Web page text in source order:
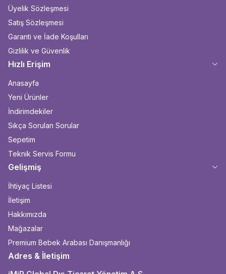
Üyelik Sözleşmesi
Satış Sözleşmesi
Garanti ve İade Koşulları
Gizlilik ve Güvenlik
Hızlı Erişim
Anasayfa
Yeni Ürünler
İndirimdekiler
Sıkça Sorulan Sorular
Sepetim
Teknik Servis Formu
Gelişmiş
İhtiyaç Listesi
İletişim
Hakkımızda
Mağazalar
Premium Bebek Arabası Danışmanlığı
Adres & İletişim